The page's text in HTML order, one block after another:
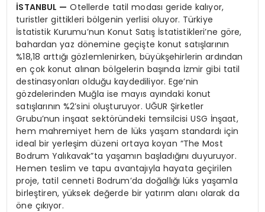
İSTANBUL — Otellerde tatil modası geride kalıyor,
turistler gittikleri bölgenin yerlisi oluyor. Türkiye
İstatistik Kurumu’nun Konut Satış İstatistikleri’ne göre,
bahardan yaz dönemine geçişte konut satışlarının
%18,18 arttığı gözlemlenirken, büyükşehirlerin ardından
en çok konut alınan bölgelerin başında İzmir gibi tatil
destinasyonları olduğu kaydediliyor. Ege’nin
gözdelerinden Muğla ise mayıs ayındaki konut
satışlarının %2’sini oluşturuyor. UĞUR Şirketler
Grubu’nun inşaat sektöründeki temsilcisi USG İnşaat,
hem mahremiyet hem de lüks yaşam standardı için
ideal bir yerleşim düzeni ortaya koyan “The Most
Bodrum Yalıkavak”ta yaşamın başladığını duyuruyor.
Hemen teslim ve tapu avantajıyla hayata geçirilen
proje, tatil cenneti Bodrum’da doğallığı lüks yaşamla
birleştiren, yüksek değerde bir yatırım alanı olarak da
öne çıkıyor.